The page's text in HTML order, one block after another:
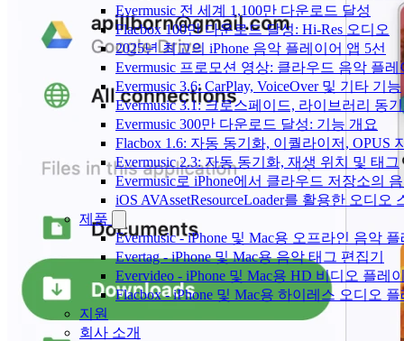
Evermusic 전 세계 1,100만 다운로드 달성
Flacbox 100만 다운로드 달성: Hi-Res 오디오
2025년 최고의 iPhone 음악 플레이어 앱 5선
Evermusic 프로모션 영상: 클라우드 음악 플레
Evermusic 3.6: CarPlay, VoiceOver 및 기타 기능
Evermusic 3.1: 크로스페이드, 라이브러리 동
Evermusic 300만 다운로드 달성: 기능 개요
Flacbox 1.6: 자동 동기화, 이퀄라이저, OPUS
Evermusic 2.3: 자동 동기화, 재생 위치 및 태그
Evermusic로 iPhone에서 클라우드 저장소의
iOS AVAssetResourceLoader를 활용한 오디오
제품
Evermusic - iPhone 및 Mac용 오프라인 음악
Evertag - iPhone 및 Mac용 음악 태그 편집기
Evervideo - iPhone 및 Mac용 HD 비디오 플레
Flacbox - iPhone 및 Mac용 하이레스 오디오
지원
회사 소개